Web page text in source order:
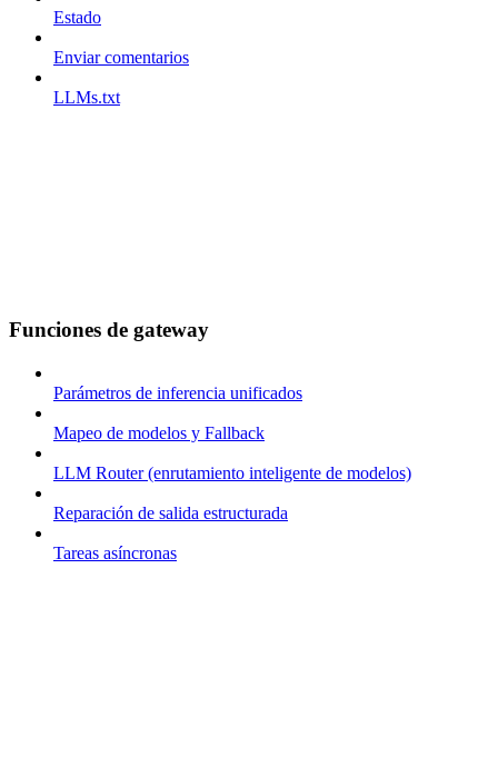
Estado
Enviar comentarios
LLMs.txt
Funciones de gateway
Parámetros de inferencia unificados
Mapeo de modelos y Fallback
LLM Router (enrutamiento inteligente de modelos)
Reparación de salida estructurada
Tareas asíncronas